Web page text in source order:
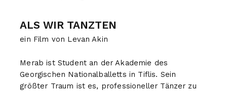
ALS WIR TANZTEN
ein Film von Levan Akin
Merab ist Student an der Akademie des
Georgischen Nationalballetts in Tiflis. Sein
größter Traum ist es, professioneller Tänzer zu